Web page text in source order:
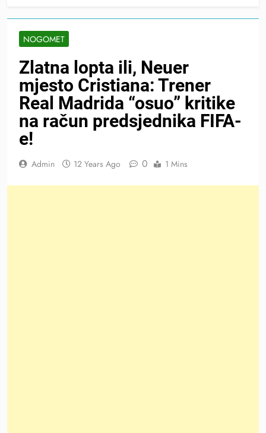
NOGOMET
Zlatna lopta ili, Neuer
mjesto Cristiana: Trener
Real Madrida “osuo” kritike
na račun predsjednika FIFA-
e!
Admin 12 Years Ago 0 1 Mins